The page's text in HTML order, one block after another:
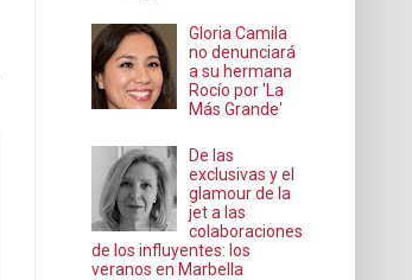
Gloria Camila
no denunciará
a su hermana
Rocío por 'La
Más Grande'
De las
exclusivas y el
glamour de la
jet a las
colaboraciones
de los influyentes: los
veranos en Marbella